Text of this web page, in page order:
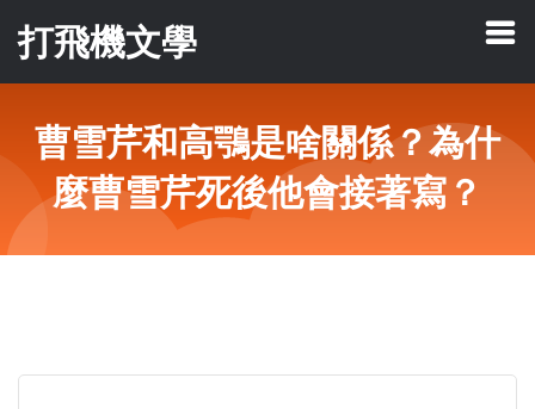
打飛機文學
曹雪芹和高鶚是啥關係？為什
麼曹雪芹死後他會接著寫？